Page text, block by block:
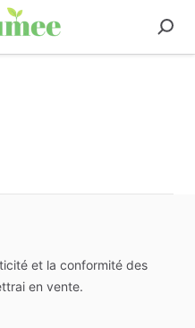
et la conformité des
en vente.